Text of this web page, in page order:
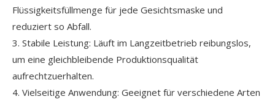
Flüssigkeitsfüllmenge für jede Gesichtsmaske und
reduziert so Abfall.
3. Stabile Leistung: Läuft im Langzeitbetrieb reibungslos,
um eine gleichbleibende Produktionsqualität
aufrechtzuerhalten.
4. Vielseitige Anwendung: Geeignet für verschiedene Arten